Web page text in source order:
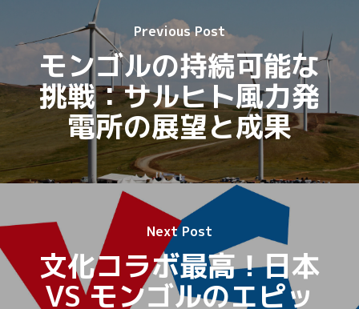
Previous Post
モンゴルの持続可能な
挑戦：サルヒト風力発
電所の展望と成果
Next Post
文化コラボ最高！日本
VS モンゴルのエピッ